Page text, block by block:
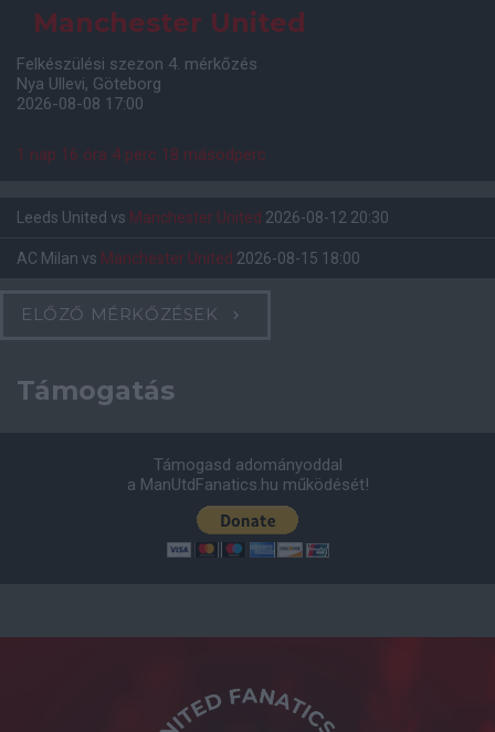
Manchester United
Felkészülési szezon 4. mérkőzés
Nya Ullevi, Göteborg
2026-08-08 17:00
1 nap 16 óra 4 perc 18 másodperc
Leeds United vs Manchester United 2026-08-12 20:30
AC Milan vs Manchester United 2026-08-15 18:00
ELŐZŐ MÉRKŐZÉSEK
Támogatás
Támogasd adományoddal
a ManUtdFanatics.hu működését!